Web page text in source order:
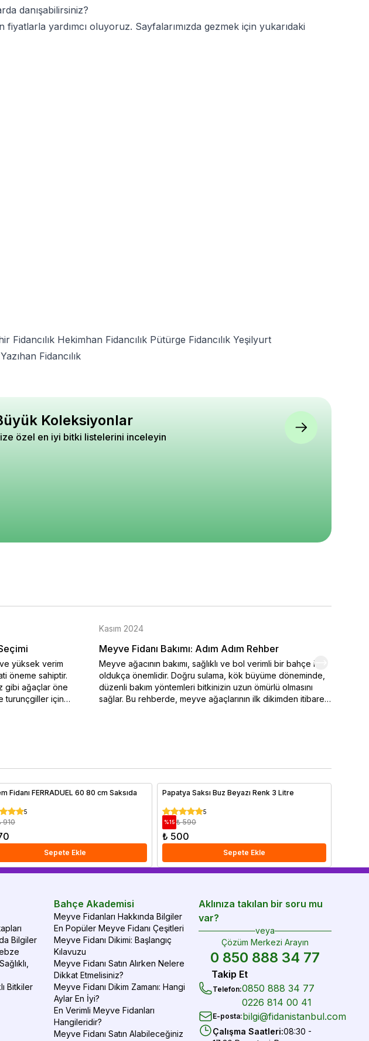
danışabilirsiniz?
fiyatlarla yardımcı oluyoruz. Sayfalarımızda gezmek için yukarıdaki
Fidancılık Hekimhan Fidancılık Pütürge Fidancılık Yeşilyurt
Yazıhan Fidancılık
Koleksiyonlar
özel en iyi bitki listelerini inceleyin
ve yüksek verim
öneme sahiptir.
gibi ağaçlar öne
turunçgiller için
edebilirsiniz.
Kasım 2024
Meyve Fidanı Bakımı: Adım Adım Rehber
Meyve ağacının bakımı, sağlıklı ve bol verimli bir bahçe için
oldukça önemlidir. Doğru sulama, kök büyüme döneminde,
düzenli bakım yöntemleri bitkinizin uzun ömürlü olmasını
sağlar. Bu rehberde, meyve ağaçlarının ilk dikimden itibaren
almak için ipuçlarımızı hemen bitiriyoruz!
Fidanı FERRADUEL 60 80 cm Saksıda
5
910
Sepete Ekle
Papatya Saksı Buz Beyazı Renk 3 Litre
5
%15 ₺ 590
₺ 500
Sepete Ekle
Bilgiler
Bitkiler
Bahçe Akademisi
Meyve Fidanları Hakkında Bilgiler
En Popüler Meyve Fidanı Çeşitleri
Meyve Fidanı Dikimi: Başlangıç
Kılavuzu
Meyve Fidanı Satın Alırken Nelere
Dikkat Etmelisiniz?
Meyve Fidanı Dikim Zamanı: Hangi
Aylar En İyi?
En Verimli Meyve Fidanları
Hangileridir?
Meyve Fidanı Satın Alabileceğiniz
Aklınıza takılan bir soru mu
var?
veya
Çözüm Merkezi Arayın
0 850 888 34 77
Takip Et
Telefon:0850 888 34 77
0226 814 00 41
E-posta:bilgi@fidanistanbul.com
Çalışma Saatleri:08:30 -